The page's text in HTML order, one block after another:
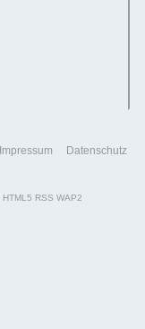
Impressum Datenschutz
HTML5 RSS WAP2